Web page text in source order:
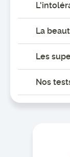
La
Les
Nos